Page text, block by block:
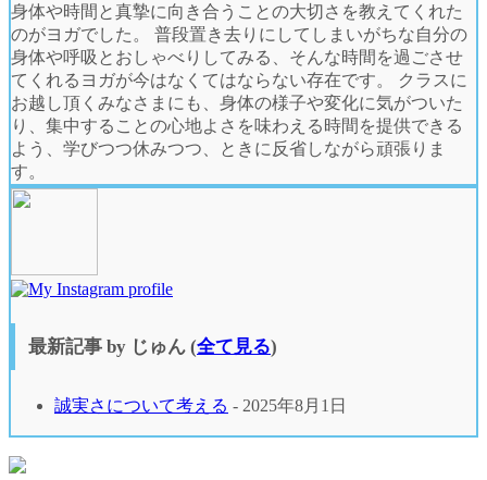
身体や時間と真摯に向き合うことの大切さを教えてくれた
のがヨガでした。 普段置き去りにしてしまいがちな自分の
身体や呼吸とおしゃべりしてみる、そんな時間を過ごさせ
てくれるヨガが今はなくてはならない存在です。 クラスに
お越し頂くみなさまにも、身体の様子や変化に気がついた
り、集中することの心地よさを味わえる時間を提供できる
よう、学びつつ休みつつ、ときに反省しながら頑張りま
す。
最新記事 by じゅん (全て見る)
誠実さについて考える - 2025年8月1日